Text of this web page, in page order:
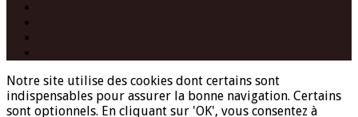
Notre site utilise des cookies dont certains sont
indispensables pour assurer la bonne navigation. Certains
sont optionnels. En cliquant sur 'OK', vous consentez à